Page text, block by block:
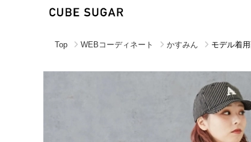
Top WEBコーディネート かすみん モデル着